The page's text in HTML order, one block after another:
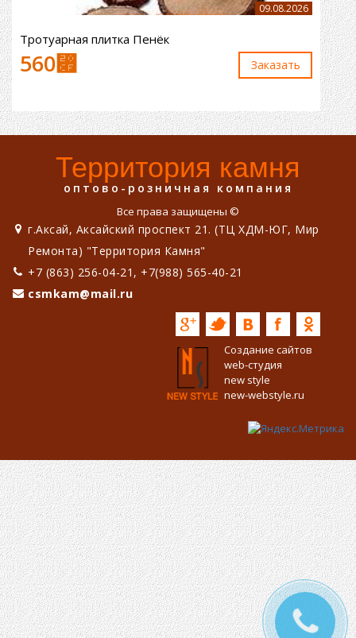
09.08.2026
Тротуарная плитка Пенёк
560⃏ Заказaть
Территория камня
оптово-розничная компания
Все права защищены ©
г.Аксай, Аксайский проспект 21. (ТЦ ХДМ-ЮГ, Мир
Ремонта) "Территория Камня"
+7 (863) 256-04-21, +7(988) 565-40-21
csmkam@mail.ru
Создание сайтов
web-студия
new style
new-webstyle.ru